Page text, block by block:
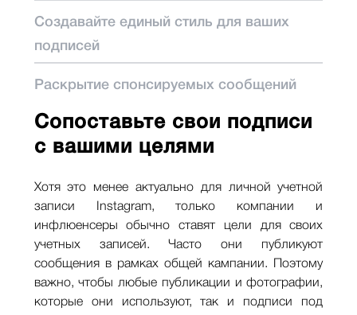
Создавайте единый стиль для ваших
подписей
Раскрытие спонсируемых сообщений
Сопоставьте свои подписи
с вашими целями
Хотя это менее актуально для личной учетной
записи Instagram, только компании и
инфлюенсеры обычно ставят цели для своих
учетных записей. Часто они публикуют
сообщения в рамках общей кампании. Поэтому
важно, чтобы любые публикации и фотографии,
которые они используют, так и подписи под